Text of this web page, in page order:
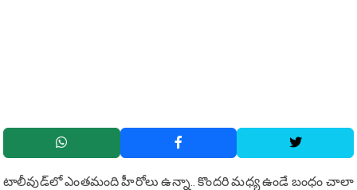
టాలీవుడ్‌లో ఎంతమంది హీరోలు ఉన్నా.. కొందరి మధ్య ఉండే బంధం చాలా